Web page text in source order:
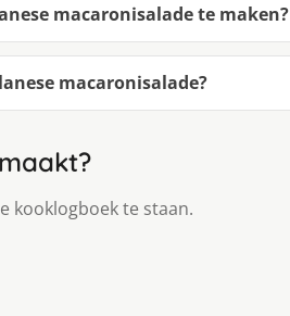
macaronisalade te maken?
macaronisalade?
kooklogboek te staan.